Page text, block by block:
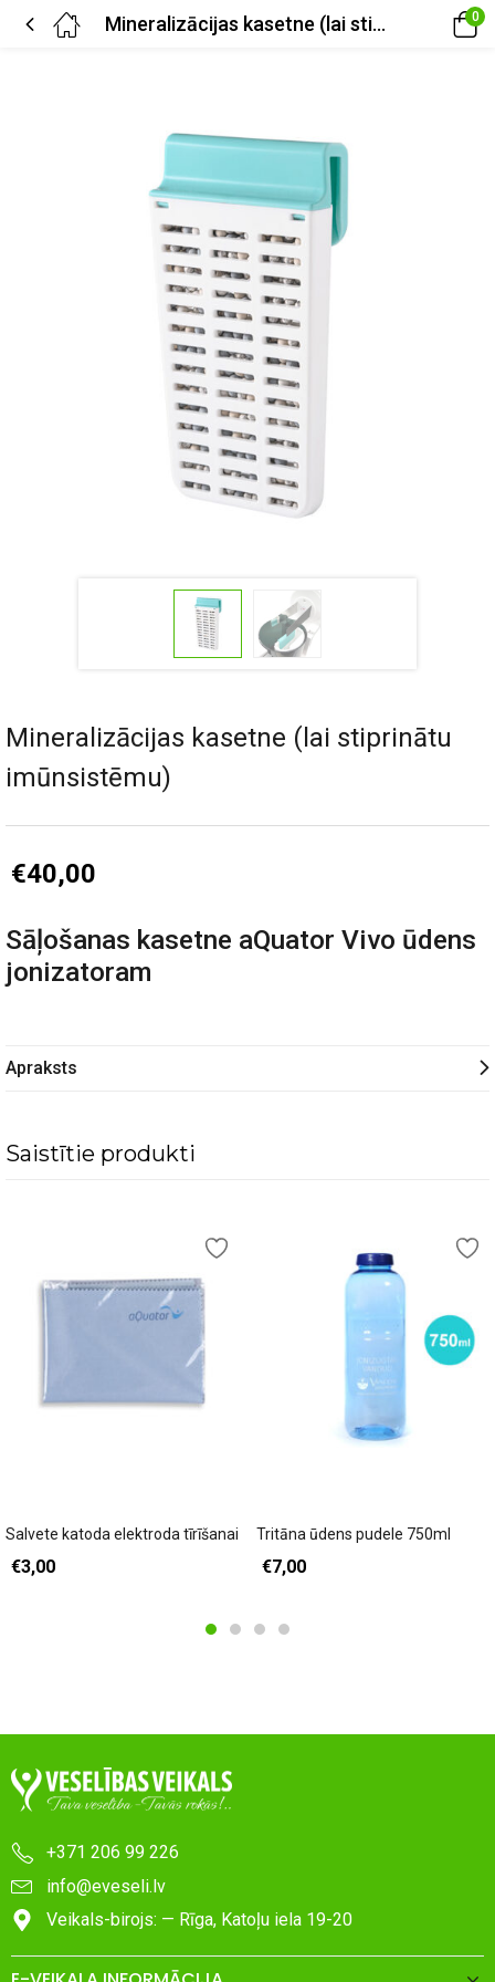
Mineralizācijas kasetne (lai stiprinātu imūnsistēmu) 0
Mineralizācijas kasetne (lai stiprinātu
imūnsistēmu)
€40,00
Sāļošanas kasetne aQuator Vivo ūdens
jonizatoram
Apraksts
Saistītie produkti
Salvete katoda elektroda tīrīšanai
€3,00
Tritāna ūdens pudele 750ml
€7,00
+371 206 99 226
info@eveseli.lv
Veikals-birojs: — Rīga, Katoļu iela 19-20